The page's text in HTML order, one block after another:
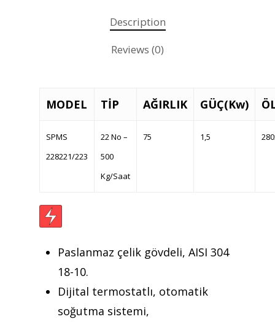
Description
Reviews (0)
MODEL TİP AĞIRLIK GÜÇ(Kw)
SPMS
228221/223
22 No –
500
Kg/Saat
75 1,5
Paslanmaz çelik gövdeli, AISI 304
18-10.
Dijital termostatlı, otomatik
soğutma sistemi,
Teklif almak için tıklayın